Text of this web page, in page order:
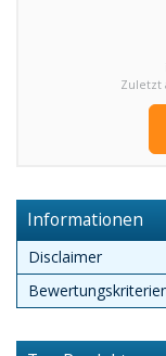
Zuletzt
Informationen
Disclaimer